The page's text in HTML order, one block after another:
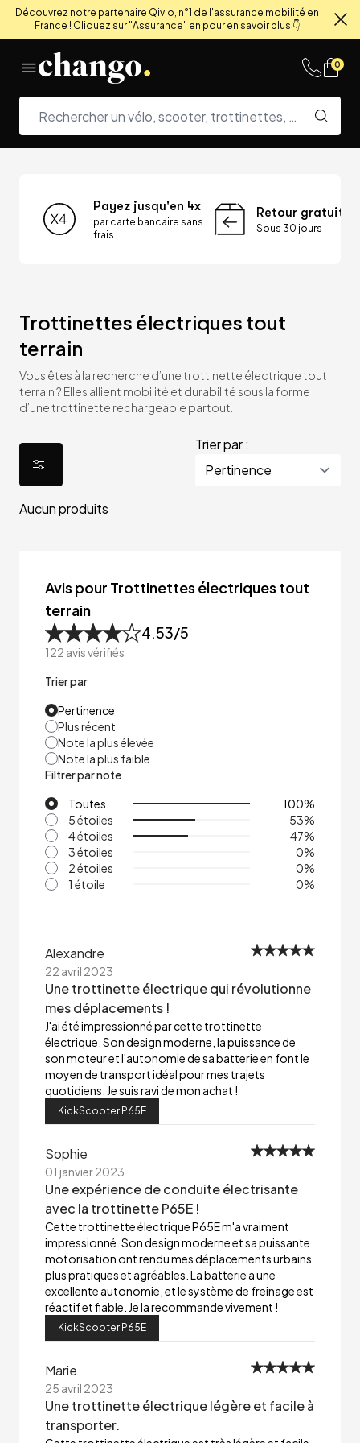
Découvrez notre partenaire Qivio, n°1 de l'assurance mobilité en
France ! Cliquez sur "Assurance" en pour en savoir plus 👇
0
Payez jusqu'en 4x
par carte bancaire sans
frais
Retour gratuit
Sous 30 jours
Trottinettes électriques tout
terrain
Vous êtes à la recherche d’une trottinette électrique tout
terrain ? Elles allient mobilité et durabilité sous la forme
d’une trottinette rechargeable partout.
Trier par :
Aucun produits
Avis pour Trottinettes électriques tout
terrain
4.53/5
122 avis vérifiés
Trier par
Pertinence
Plus récent
Note la plus élevée
Note la plus faible
Filtrer par note
Toutes
100%
5 étoiles
53%
4 étoiles
47%
3 étoiles
0%
2 étoiles
0%
1 étoile
0%
Alexandre
22 avril 2023
Une trottinette électrique qui révolutionne
mes déplacements !
J'ai été impressionné par cette trottinette
électrique. Son design moderne, la puissance de
son moteur et l'autonomie de sa batterie en font le
moyen de transport idéal pour mes trajets
quotidiens. Je suis ravi de mon achat !
KickScooter P65E
Sophie
01 janvier 2023
Une expérience de conduite électrisante
avec la trottinette P65E !
Cette trottinette électrique P65E m'a vraiment
impressionné. Son design moderne et sa puissante
motorisation ont rendu mes déplacements urbains
plus pratiques et agréables. La batterie a une
excellente autonomie, et le système de freinage est
réactif et fiable. Je la recommande vivement !
KickScooter P65E
Marie
25 avril 2023
Une trottinette électrique légère et facile à
transporter.